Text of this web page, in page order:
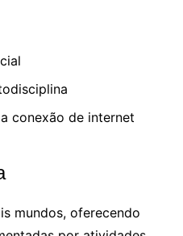
conexão de internet
mundos, oferecendo